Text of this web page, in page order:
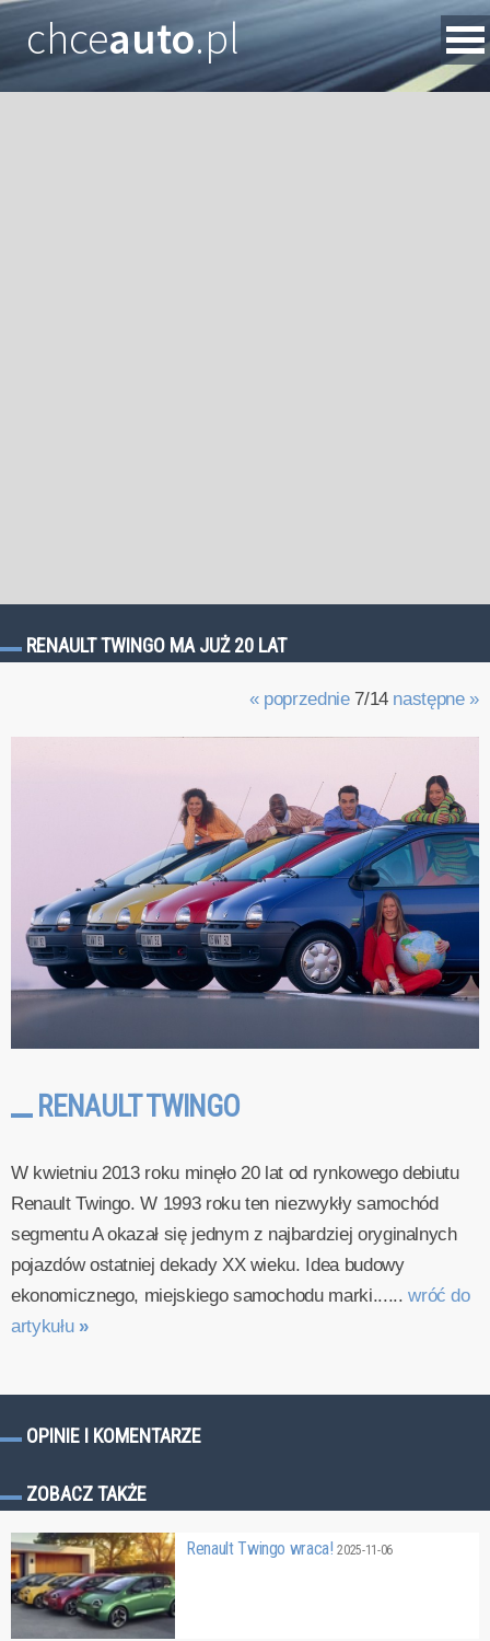
chceauto.pl
RENAULT TWINGO MA JUŻ 20 LAT
« poprzednie7/14 następne »
RENAULT TWINGO
W kwietniu 2013 roku minęło 20 lat od rynkowego debiutu
Renault Twingo. W 1993 roku ten niezwykły samochód
segmentu A okazał się jednym z najbardziej oryginalnych
pojazdów ostatniej dekady XX wieku. Idea budowy
ekonomicznego, miejskiego samochodu marki......wróć do
artykułu »
OPINIE I KOMENTARZE
ZOBACZ TAKŻE
Renault Twingo wraca!2025-11-06